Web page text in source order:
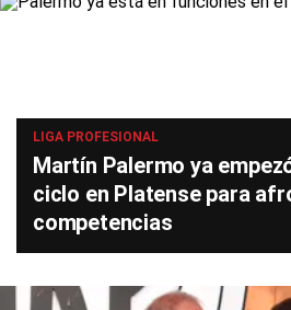
LIGA PROFESIONAL
Martín Palermo ya
ciclo en Platense para
competencias